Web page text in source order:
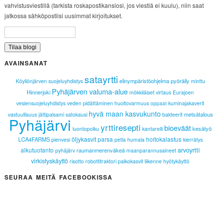
vahvistusviestillä (tarkista roskapostikansiosi, jos viestiä ei kuulu), niin saat
jatkossa sähköpostiisi uusimmat kirjoitukset.
AVAINSANAT
Köyliönjärven suojeluyhdistys satayrttielinympäristöohjelmapyöräily minttu
Hinnerjoki Pyhäjärven valuma-alue mökkiläiset virtaus Eurajoen
vesiensuojeluyhdistys veden pidättäminen huoltovarmuus oppaat kuminajakaverit
vastuullisuus jättipalsami satokausi hyvä maan kasvukunto bakteerit metsätalous
Pyhäjärvi luontopolku yrttiresepti kantarelli bioeväät kesätyö
LCA4FARMS pienvesi öljykasvitparsa petla humala hoitokalastus kierrätys
alkutuotanto pyhäjärv raumanmerenväkeä maanparannusaineet arvoyrtti
virkistyskäyttö risotto robottitraktori palkokasvit liikenne hyötykäyttö
SEURAA MEITÄ FACEBOOKISSA